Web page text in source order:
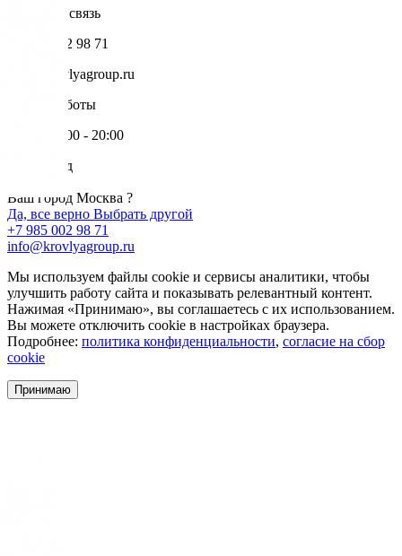
Обратная связь
+7 985 002 98 71
info@krovlyagroup.ru
Режим работы
Пн-Пт: 9:00 - 20:00
Ваш город
Ваш город Москва ?
Да, все верно Выбрать другой
+7 985 002 98 71
info@krovlyagroup.ru
Мы используем файлы cookie и сервисы аналитики, чтобы
улучшить работу сайта и показывать релевантный контент.
Нажимая «Принимаю», вы соглашаетесь с их использованием.
Вы можете отключить cookie в настройках браузера.
Подробнее: политика конфиденциальности, согласие на сбор
cookie
Принимаю